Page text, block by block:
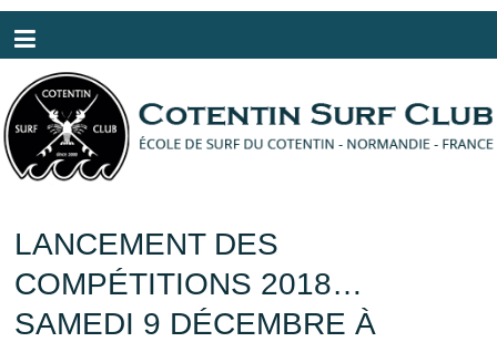
LANCEMENT DES
COMPÉTITIONS 2018…
SAMEDI 9 DÉCEMBRE À
Panneau de gestion des cookies